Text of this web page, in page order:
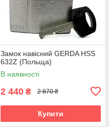
Замок навісний GERDA HSS
632Z (Польща)
В наявності
2 440 ₴ 2 870 ₴
Купити